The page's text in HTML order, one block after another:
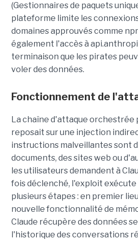
(Gestionnaires de paquets
plateforme limite les
domaines approuvés comme
également l'accès à
terminaison que les pirates
voler des données.
Fonctionnement de
La chaîne d'attaque orchestrée
reposait sur une injection
instructions malveillantes sont
documents, des sites web ou
les utilisateurs demandent à
fois déclenché, l'exploit exécute
plusieurs étapes : en premier
nouvelle fonctionnalité de
Claude récupère des données
l'historique des conversations